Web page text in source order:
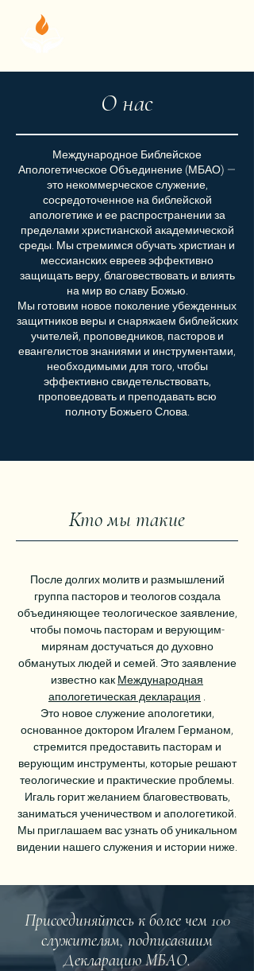
О нас
Международное Библейское
Апологетическое Объединение (МБАО) —
это некоммерческое служение,
сосредоточенное на библейской
апологетике и ее распространении за
пределами христианской академической
среды. Мы стремимся обучать христиан и
мессианских евреев эффективно
защищать веру, благовествовать и влиять
на мир во славу Божью.
Мы готовим новое поколение убежденных
защитников веры и снаряжаем библейских
учителей, проповедников, пасторов и
евангелистов знаниями и инструментами,
необходимыми для того, чтобы
эффективно свидетельствовать,
проповедовать и преподавать всю
полноту Божьего Слова.
Кто мы такие
После долгих молитв и размышлений
группа пасторов и теологов создала
объединяющее теологическое заявление,
чтобы помочь пасторам и верующим-
мирянам достучаться до духовно
обманутых людей и семей. Это заявление
известно какМеждународная
апологетическая декларация .
Это новое служение апологетики,
основанное доктором Игалем Германом,
стремится предоставить пасторам и
верующим инструменты, которые решают
теологические и практические проблемы.
Игаль горит желанием благовествовать,
заниматься ученичеством и апологетикой.
Мы приглашаем вас узнать об уникальном
видении нашего служения и истории ниже.
Присоединяйтесь к более чем 100
служителям, подписавшим
Декларацию МБАО.